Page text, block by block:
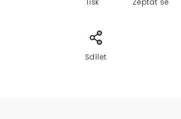
Tisk Zeptat se
Sdílet